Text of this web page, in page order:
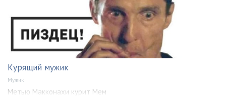
Курящий мужик
Мужик
Метью Макконахи курит Мем